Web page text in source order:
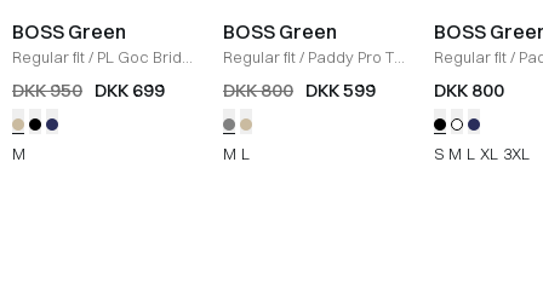
BOSS Green
Regular fit/ PL Goc Bride
Polo T-shirt
/ SAND
DKK 950 DKK 699
M
BOSS Green
Regular fit/ Paddy Pro T-
shirt /GRÅ
DKK 800 DKK 599
M L
BOSS
Regular fit/
Polo
SORT/
DKK 800
S M L XL 3XL